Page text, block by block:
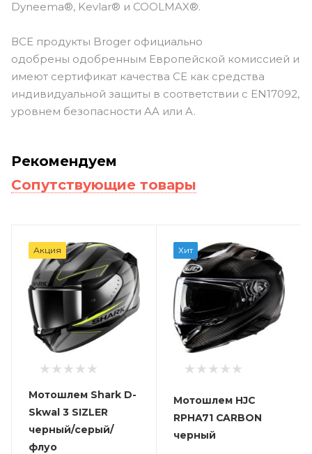
Dyneema®, Kevlar® и COOLMAX®.
ВСЕ продукты Broger официально
одобрены одобренным Европейской комиссией и
имеют сертификат качества CE как средства
индивидуальной защиты в соответствии с EN17092,
уровнем безопасности AA или A.
Рекомендуем
Сопутствующие товары
Акция
Мотошлем Shark D-
Skwal 3 SIZLER
черный/серый/
флуо
Хит
Мотошлем HJC
RPHA71 CARBON
черный